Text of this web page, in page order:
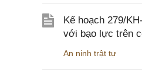
Kế hoạch 279/
với bạo lực trên
An ninh trật tự